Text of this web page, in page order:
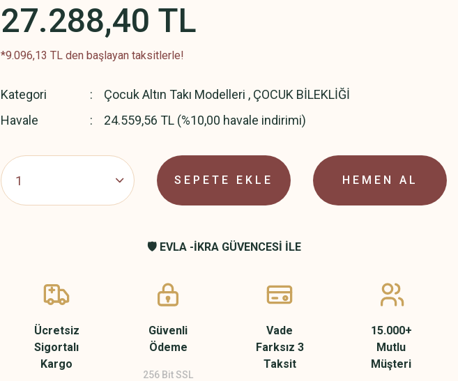
27.288,40 TL
*9.096,13 TL den başlayan taksitlerle!
Kategori Çocuk Altın Takı Modelleri , ÇOCUK BİLEKLİĞİ
Havale
24.559,56 TL (%10,00 havale indirimi)
SEPETE EKLE HEMEN AL
🛡️ EVLA -İKRA GÜVENCESİ İLE
Ücretsiz
Sigortalı
Kargo
Güvenli
Ödeme
256 Bit SSL
Vade
Farksız 3
Taksit
15.000+
Mutlu
Müşteri